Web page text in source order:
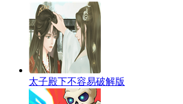
太子殿下不容易破解版